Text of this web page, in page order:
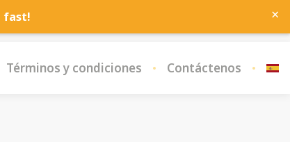
Términos y condiciones Contáctenos
fast! ×